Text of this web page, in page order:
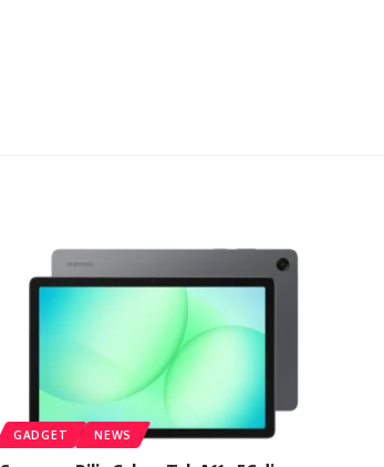
GADGET NEWS